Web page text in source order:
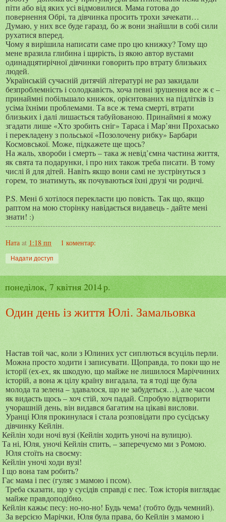
піти або від яких усі відмовилися. Мама готова до
повернення Обрі, та дівчинка просить трохи зачекати…
Думаю, у них все буде гаразд, бо ж вони знайшли в собі сили
рухатися вперед.
Чому я вирішила написати саме про цю книжку? Тому що
мене вразила глибина і щирість, із якою автор вустами
одинадцятирічної дівчинки говорить про втрату близьких
людей.
Українській сучасній дитячій літературі не раз закидали
безпроблемність і солодкавість, хоча певні зрушення все ж є –
принаймні побільшало книжок, орієнтованих на підлітків із
усіма їхніми проблемами. Та все ж тема смерті, втрати
близьких і далі лишається табуйованою. Принаймні я можу
згадати лише «Хто зробить сніг» Тараса і Мар’яни Прохасько
і перекладену з польської «Позолочену рибку» Барбари
Космовської. Може, підкажете ще щось?
На жаль, хвороби і смерть – така ж невід’ємна частина життя,
як свята та подарунки, і про них також треба писати. В тому
числі й для дітей. Навіть якщо вони самі не зустрінуться з
горем, то знатимуть, як почуваються їхні друзі чи родичі.
P.S. Мені б хотілося перекласти цю повість. Так що, якщо
раптом на мою сторінку навідається видавець - дайте мені
знати! :)
Ната at 1:18 пп 1 коментар:
Надати доступ
понеділок, 7 квітня 2014 р.
Один день із життя Юлі. Замальовка
Настав той час, коли з Юлиних уст сиплються всуціль перли.
Можна просто ходити і записувати. Щоправда, то поки що не
історії (ех-ех, як шкодую, що майже не лишилося Маріччиних
історій, а вона ж цілу країну вигадала, та я тоді ще була
молода та зелена – здавалося, що не забудеться…), але часом
як видасть щось – хоч стій, хоч падай. Спробую відтворити
учорашній день, він видався багатим на цікаві вислови.
Уранці Юля прокинулася і стала розповідати про сусідську
дівчинку Кейлін.
Кейлін ходи ночі вузі (Кейлін ходить уночі на вулицю).
Та ні, Юля, уночі Кейлін спить, – заперечуємо ми з Ромою.
Юля стоїть на своєму:
Кейлін уночі ходи вузі!
І що вона там робить?
Гає мама і пес (гуляє з мамою і псом).
Треба сказати, що у сусідів справді є пес. Тож історія виглядає
майже правдоподібно.
Кейлін кажьє песу: но-но-но! Будь чема! (тобто будь чемний).
За версією Марічки, Юля була права, бо Кейлін з мамою і